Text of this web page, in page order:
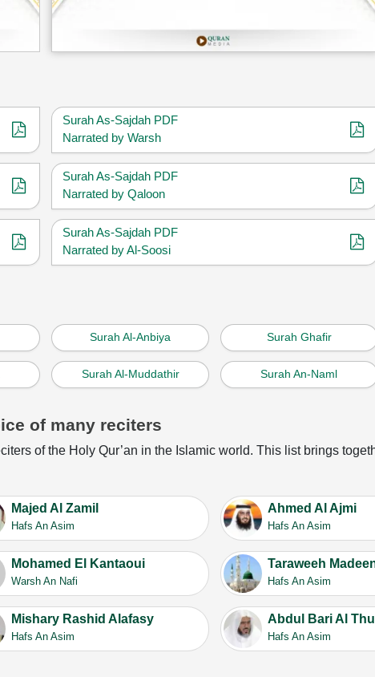
Surah As-Sajdah PDF
Narrated by Warsh
Surah As-Sajdah PDF
Narrated by Qaloon
Surah As-Sajdah PDF
Narrated by Al-Soosi
Surah Al-Anbiya Surah Ghafir
Surah Al-Muddathir Surah An-Naml
of many reciters
of the Holy Qur’an in the Islamic world. This list brings
Majed Al Zamil
Hafs An Asim
Ahmed Al Ajmi
Hafs An Asim
Mohamed El Kantaoui
Warsh An Nafi
Taraweeh
Hafs An Asim
Mishary Rashid Alafasy
Hafs An Asim
Abdul Bari Al
Hafs An Asim